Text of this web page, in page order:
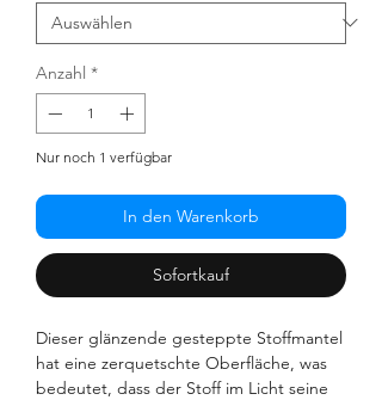
Anzahl *
Nur noch 1 verfügbar
In den Warenkorb
Sofortkauf
Dieser glänzende gesteppte Stoffmantel
hat eine zerquetschte Oberfläche, was
bedeutet, dass der Stoff im Licht seine